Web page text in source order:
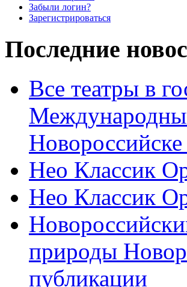
Забыли логин?
Зарегистрироваться
Последние
Все театры в
Новороссийске
Нео Классик
Нео Классик
природы
публикации